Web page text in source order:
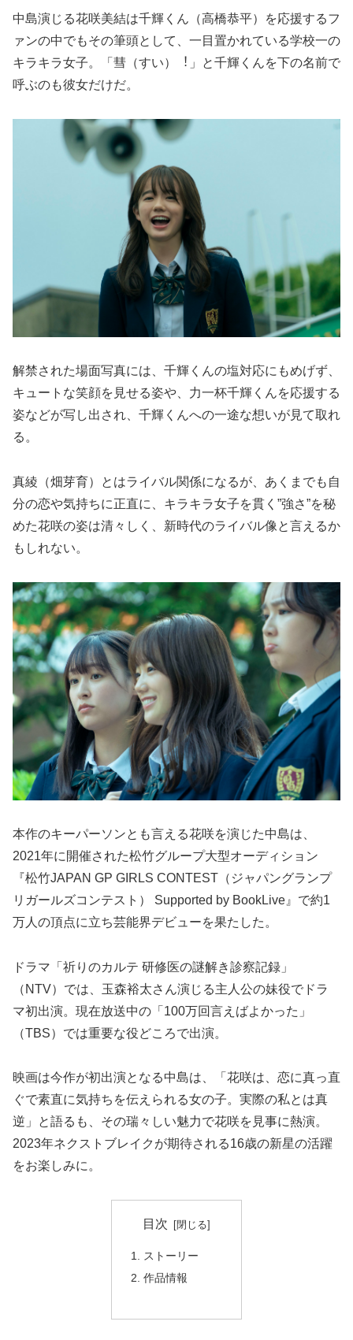
中島演じる花咲美結は千輝くん（⾼橋恭平）を応援するフ
ァンの中でもその筆頭として、⼀⽬置かれている学校⼀の
キラキラ⼥⼦。「彗（すい）︕」と千輝くんを下の名前で
呼ぶのも彼⼥だけだ。
解禁された場⾯写真には、千輝くんの塩対応にもめげず、
キュートな笑顔を⾒せる姿や、⼒⼀杯千輝くんを応援する
姿などが写し出され、千輝くんへの⼀途な想いが⾒て取れ
る。
真綾（畑芽育）とはライバル関係になるが、あくまでも⾃
分の恋や気持ちに正直に、キラキラ⼥⼦を貫く”強さ”を秘
めた花咲の姿は清々しく、新時代のライバル像と⾔えるか
もしれない。
本作のキーパーソンとも⾔える花咲を演じた中島は、
2021年に開催された松⽵グループ⼤型オーディション
『松⽵JAPAN GP GIRLS CONTEST（ジャパングランプ
リガールズコンテスト） Supported by BookLive』で約1
万⼈の頂点に⽴ち芸能界デビューを果たした。
ドラマ「祈りのカルテ 研修医の謎解き診察記録」
（NTV）では、⽟森裕太さん演じる主⼈公の妹役でドラ
マ初出演。現在放送中の「100万回⾔えばよかった」
（TBS）では重要な役どころで出演。
映画は今作が初出演となる中島は、「花咲は、恋に真っ直
ぐで素直に気持ちを伝えられる⼥の⼦。実際の私とは真
逆」と語るも、その瑞々しい魅⼒で花咲を⾒事に熱演。
2023年ネクストブレイクが期待される16歳の新星の活躍
をお楽しみに。
目次
ストーリー
作品情報